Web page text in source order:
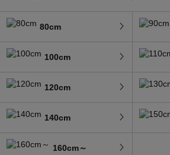
80cm
100cm
120cm
140cm
160cm～